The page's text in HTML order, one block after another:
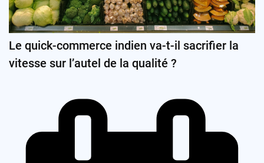
Le quick-commerce indien va-t-il sacrifier la
vitesse sur l’autel de la qualité ?